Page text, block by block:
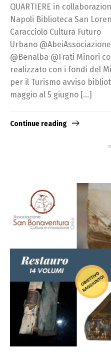
QUARTIERE in
Napoli Biblioteca San
Caracciolo Cultura Futuro
Urbano
@Benalba @Frati Minori
realizzato con i fondi del
per il Turismo avviso
maggio al 5 giugno […]
Continue reading